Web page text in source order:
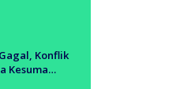
Konflik
Kesuma